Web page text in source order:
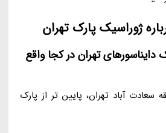
ژوراسیک پارک تهران
دایناسورهای تهران در کجا واقع
سعادت آباد تهران، پایین تر از پارک